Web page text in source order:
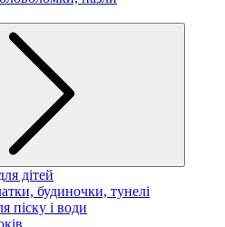
дітей
будиночки, тунелі
піску і води